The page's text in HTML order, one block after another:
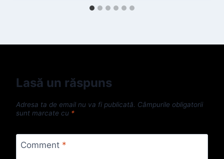
Lasă un răspuns
Adresa ta de email nu va fi publicată. Câmpurile obligatorii
sunt marcate cu *
Comment *